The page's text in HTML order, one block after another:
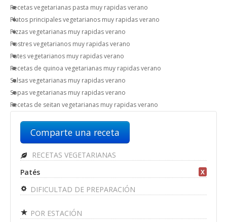
Recetas vegetarianas pasta muy rapidas verano
Platos principales vegetarianos muy rapidas verano
Pizzas vegetarianas muy rapidas verano
Postres vegetarianos muy rapidas verano
Pates vegetarianos muy rapidas verano
Recetas de quinoa vegetarianas muy rapidas verano
Salsas vegetarianas muy rapidas verano
Sopas vegetarianas muy rapidas verano
Recetas de seitan vegetarianas muy rapidas verano
Comparte una receta
RECETAS VEGETARIANAS
Patés
X
DIFICULTAD DE PREPARACIÓN
POR ESTACIÓN